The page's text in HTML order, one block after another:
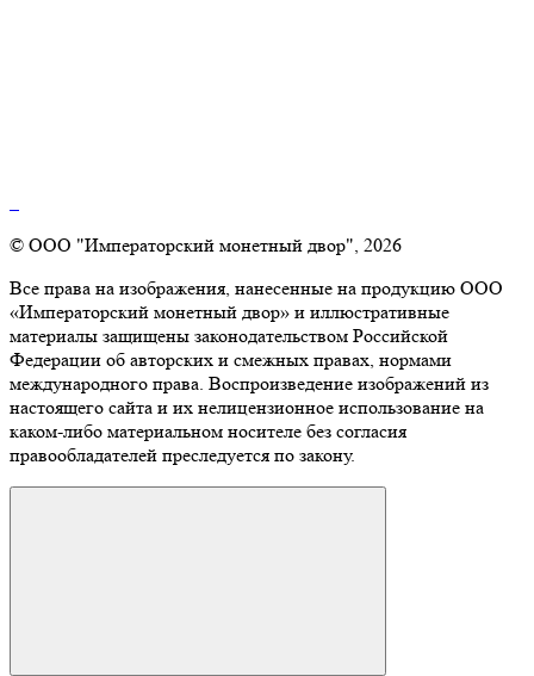
© ООО "Императорский монетный двор", 2026
Все права на изображения, нанесенные на продукцию ООО
«Императорский монетный двор» и иллюстративные
материалы защищены законодательством Российской
Федерации об авторских и смежных правах, нормами
международного права. Воспроизведение изображений из
настоящего сайта и их нелицензионное использование на
каком-либо материальном носителе без согласия
правообладателей преследуется по закону.